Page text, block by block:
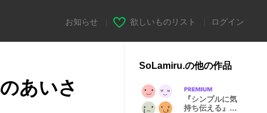
お知らせ 欲しいものリスト ログイン
あいさ
SoLamiru.の他の作品
『シンプルに気
持ち伝える』北